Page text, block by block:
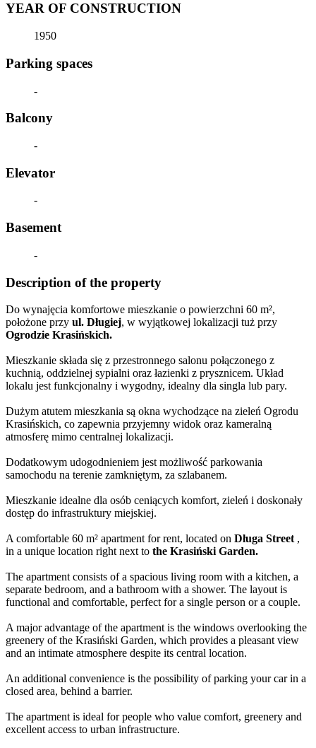
YEAR OF CONSTRUCTION
1950
Parking spaces
-
Balcony
-
Elevator
-
Basement
-
Description of the property
Do wynajęcia komfortowe mieszkanie o powierzchni 60 m²,
położone przy ul. Długiej, w wyjątkowej lokalizacji tuż przy
Ogrodzie Krasińskich.
Mieszkanie składa się z przestronnego salonu połączonego z
kuchnią, oddzielnej sypialni oraz łazienki z prysznicem. Układ
lokalu jest funkcjonalny i wygodny, idealny dla singla lub pary.
Dużym atutem mieszkania są okna wychodzące na zieleń Ogrodu
Krasińskich, co zapewnia przyjemny widok oraz kameralną
atmosferę mimo centralnej lokalizacji.
Dodatkowym udogodnieniem jest możliwość parkowania
samochodu na terenie zamkniętym, za szlabanem.
Mieszkanie idealne dla osób ceniących komfort, zieleń i doskonały
dostęp do infrastruktury miejskiej.
A comfortable 60 m² apartment for rent, located on Długa Street ,
in a unique location right next to the Krasiński Garden.
The apartment consists of a spacious living room with a kitchen, a
separate bedroom, and a bathroom with a shower. The layout is
functional and comfortable, perfect for a single person or a couple.
A major advantage of the apartment is the windows overlooking the
greenery of the Krasiński Garden, which provides a pleasant view
and an intimate atmosphere despite its central location.
An additional convenience is the possibility of parking your car in a
closed area, behind a barrier.
The apartment is ideal for people who value comfort, greenery and
excellent access to urban infrastructure.